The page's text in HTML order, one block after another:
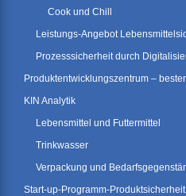
Cook und Chill
Leistungs-Angebot
Prozesssicherheit durch
Produktentwicklungszentrum –
KIN Analytik
Lebensmittel und Futtermittel
Trinkwasser
Verpackung und
Start-up-Programm-Produktsicherheit